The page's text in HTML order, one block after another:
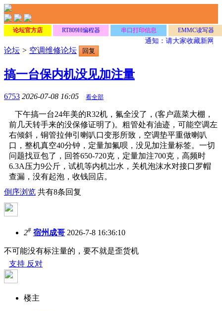
论坛官方店 RT809H编程器 串口打印信息 EMMC读写器
通知：请大家收藏新网址
论坛 > 空调维修论坛 回复
搞一台保内机没见加注量
6753 2026-07-08 16:05 看全部
下午搞一台24年美的R32机，氟全没了，(客户蔬菜大棚，
前几天转手来的没保修证明了)。粗管处有油迹，可能空调左
右倾斜，铜管拉伸引喇叭口变形所致，空调垫平重做喇叭
口，整机真空40分钟，定量加氟呗，没见加注量标签。一切
问题找豆包了，回答650-720克，定量加注700克，高频时
6.3A压力9公斤，试机等内机岀水，关机泡沫水对接口罗帽
查漏，没有起泡，收钱回店。
倒序浏览 共有8条回复
2# 宿州成哥 2026-7-8 16:36:10
不可能没有标注量的，要不就是歪货机
支持 反对
楼主